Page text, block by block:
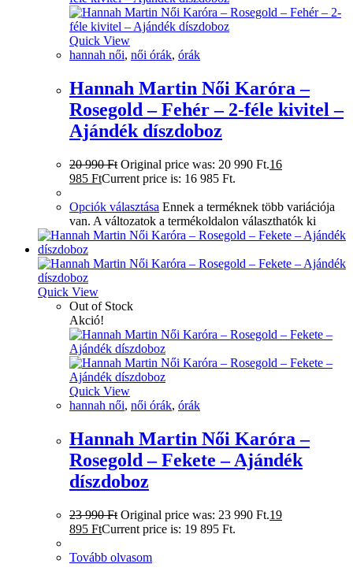
Quick View
hannah női, női órák, órák
Hannah Martin Női Karóra –
Rosegold – Fehér – 2-féle kivitel –
Ajándék díszdoboz
20 990Ft Original price was: 20 990 Ft.16
985 FtCurrent price is: 16 985 Ft.
Opciók választása Ennek a terméknek több variációja
van. A változatok a termékoldalon választhatók ki
Quick View
Out of Stock
Akció!
Quick View
hannah női, női órák, órák
Hannah Martin Női Karóra –
Rosegold – Fekete – Ajándék
díszdoboz
23 990Ft Original price was: 23 990 Ft.19
895 FtCurrent price is: 19 895 Ft.
Tovább olvasom